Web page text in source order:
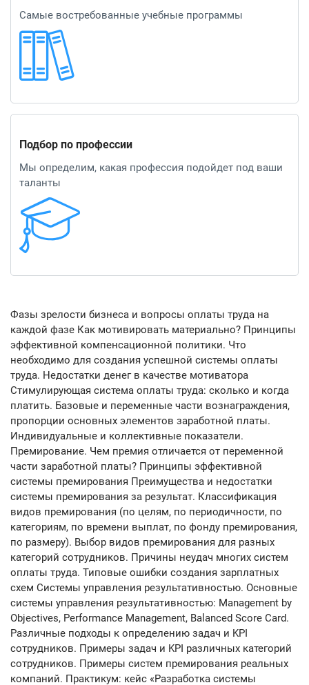
Самые востребованные учебные программы
Подбор по профессии
Мы определим, какая профессия подойдет под ваши
таланты
Фазы зрелости бизнеса и вопросы оплаты труда на
каждой фазе Как мотивировать материально? Принципы
эффективной компенсационной политики. Что
необходимо для создания успешной системы оплаты
труда. Недостатки денег в качестве мотиватора
Стимулирующая система оплаты труда: сколько и когда
платить. Базовые и переменные части вознаграждения,
пропорции основных элементов заработной платы.
Индивидуальные и коллективные показатели.
Премирование. Чем премия отличается от переменной
части заработной платы? Принципы эффективной
системы премирования Преимущества и недостатки
системы премирования за результат. Классификация
видов премирования (по целям, по периодичности, по
категориям, по времени выплат, по фонду премирования,
по размеру). Выбор видов премирования для разных
категорий сотрудников. Причины неудач многих систем
оплаты труда. Типовые ошибки создания зарплатных
схем Системы управления результативностью. Основные
системы управления результативностью: Management by
Objectives, Performance Management, Balanced Score Card.
Различные подходы к определению задач и KPI
сотрудников. Примеры задач и KPI различных категорий
сотрудников. Примеры систем премирования реальных
компаний. Практикум: кейс «Разработка системы